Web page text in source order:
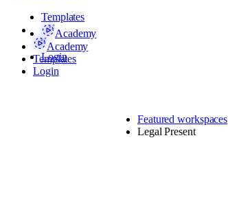
Templates
Academy
Login
Academy
Templates
Login
Featured workspaces
Legal Present